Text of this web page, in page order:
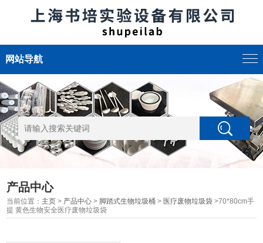
网站导航
产品中心
当前位置： 主页 > 产品中心 > 脚踏式生物垃圾桶 > 医疗废物垃圾袋 >70*80cm手
提 黄色生物安全医疗废物垃圾袋